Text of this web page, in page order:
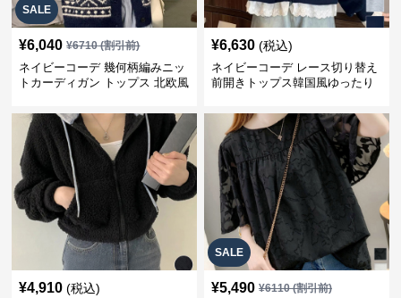
SALE
¥6,040 ¥6710(割引前)
ネイビーコーデ 幾何柄編みニッ
トカーディガン トップス 北欧風
¥6,630 (税込)
ネイビーコーデ レース切り替え
前開きトップス韓国風ゆったり
¥4,910 (税込)
SALE
¥5,490 ¥6110(割引前)